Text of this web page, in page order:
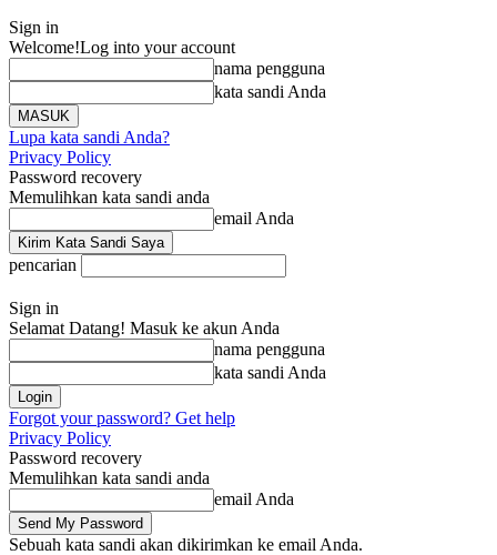
Sign in
Welcome!Log into your account
nama pengguna
kata sandi Anda
Lupa kata sandi Anda?
Privacy Policy
Password recovery
Memulihkan kata sandi anda
email Anda
pencarian
Sign in
Selamat Datang! Masuk ke akun Anda
nama pengguna
kata sandi Anda
Forgot your password? Get help
Privacy Policy
Password recovery
Memulihkan kata sandi anda
email Anda
Sebuah kata sandi akan dikirimkan ke email Anda.